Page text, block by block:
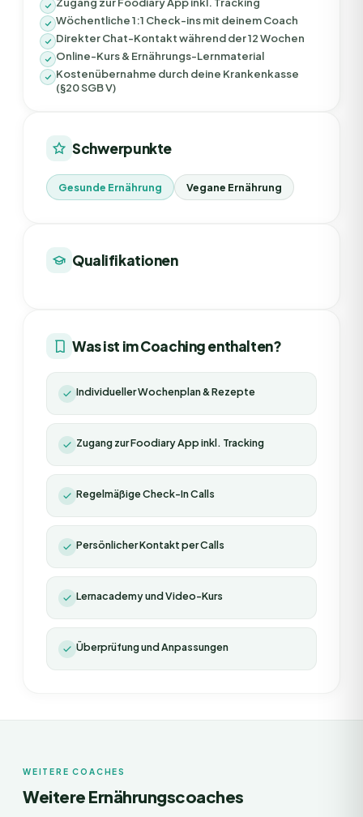
Wöchentliche 1:1 Check-ins mit deinem Coach
Direkter Chat-Kontakt während der 12 Wochen
Online-Kurs & Ernährungs-Lernmaterial
Kostenübernahme durch deine Krankenkasse
(§20 SGB V)
Schwerpunkte
Gesunde Ernährung Vegane Ernährung
Qualifikationen
Was ist im Coaching enthalten?
Individueller Wochenplan & Rezepte
Zugang zur Foodiary App inkl. Tracking
Regelmäßige Check-In Calls
Persönlicher Kontakt per Calls
Lernacademy und Video-Kurs
Überprüfung und Anpassungen
WEITERE COACHES
Weitere Ernährungscoaches